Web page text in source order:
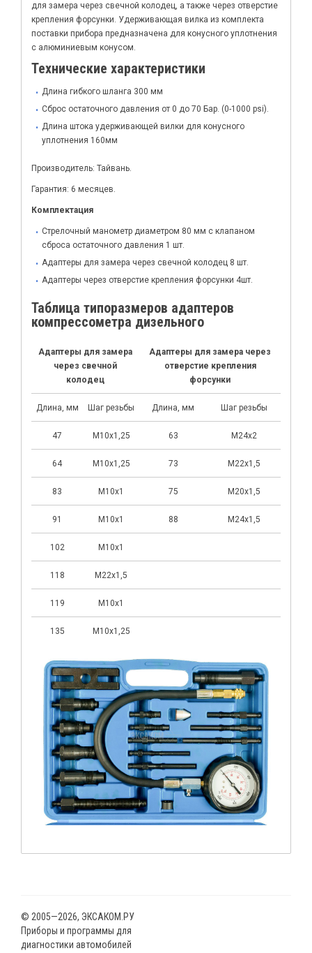
для замера через свечной колодец, а также через отверстие
крепления форсунки. Удерживающая вилка из комплекта
поставки прибора предназначена для конусного уплотнения
с алюминиевым конусом.
Технические характеристики
Длина гибкого шланга 300 мм
Сброс остаточного давления от 0 до 70 Бар. (0-1000 psi).
Длина штока удерживающей вилки для конусного
уплотнения 160мм
Производитель: Тайвань.
Гарантия: 6 месяцев.
Комплектация
Стрелочный манометр диаметром 80 мм с клапаном
сброса остаточного давления 1 шт.
Адаптеры для замера через свечной колодец 8 шт.
Адаптеры через отверстие крепления форсунки 4шт.
Таблица типоразмеров адаптеров
компрессометра дизельного
Адаптеры для замера
через свечной
колодец
Адаптеры для замера через
отверстие крепления
форсунки
Длина, мм Шаг резьбы Длина, мм Шаг резьбы
47 М10х1,25 63 М24х2
64 М10х1,25 73 М22х1,5
83 М10х1 75 М20х1,5
91 М10х1 88 М24х1,5
102 М10х1
118 М22х1,5
119 М10х1
135 М10х1,25
© 2005—2026, ЭКСАКОМ.РУ
Приборы и программы для
диагностики автомобилей